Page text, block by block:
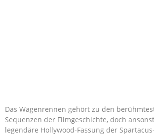
Das Wagenrennen gehört zu den
Sequenzen der Filmgeschichte, doch
legendäre Hollywood-Fassung der Spartacus-